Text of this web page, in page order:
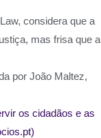
considera que a
mas frisa que a
por João Maltez,
os cidadãos e as